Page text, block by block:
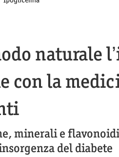
naturale
con la
minerali e
del diabete